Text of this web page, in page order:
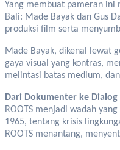
Yang membuat pameran ini
Bali: Made Bayak dan Gus
produksi film serta
Made Bayak, dikenal lewat
gaya visual yang kontras,
melintasi batas medium,
Dari Dokumenter ke Dialog
ROOTS menjadi wadah
1965, tentang krisis
ROOTS menantang,